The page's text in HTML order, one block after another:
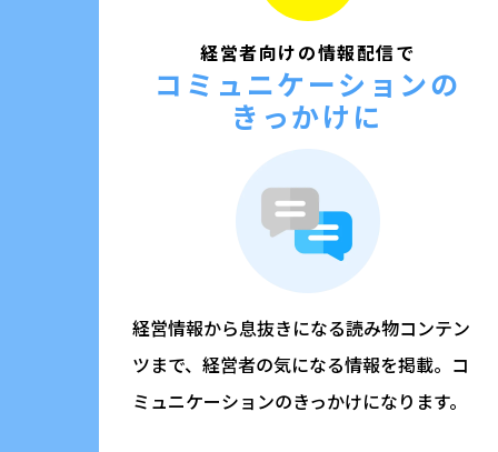
経営者向けの情報配信で
コミュニケーションの
きっかけに
経営情報から息抜きになる読み物コンテン
ツまで、経営者の気になる情報を掲載。コ
ミュニケーションのきっかけになります。